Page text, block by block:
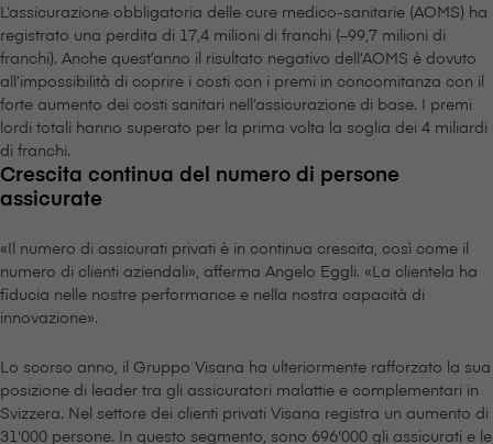
L’assicurazione obbligatoria delle cure medico-sanitarie (AOMS) ha
registrato una perdita di 17,4 milioni di franchi (–99,7 milioni di
franchi). Anche quest’anno il risultato negativo dell’AOMS è dovuto
all’impossibilità di coprire i costi con i premi in concomitanza con il
forte aumento dei costi sanitari nell’assicurazione di base. I premi
lordi totali hanno superato per la prima volta la soglia dei 4 miliardi
di franchi.
Crescita continua del numero di persone
assicurate
«Il numero di assicurati privati è in continua crescita, così come il
numero di clienti aziendali», afferma Angelo Eggli. «La clientela ha
fiducia nelle nostre performance e nella nostra capacità di
innovazione».
Lo scorso anno, il Gruppo V⁠i⁠s⁠a⁠n⁠a ha ulteriormente rafforzato la sua
posizione di leader tra gli assicuratori malattie e complementari in
Svizzera. Nel settore dei clienti privati V⁠i⁠s⁠a⁠n⁠a registra un aumento di
31'000 persone. In questo segmento, sono 696'000 gli assicurati e le